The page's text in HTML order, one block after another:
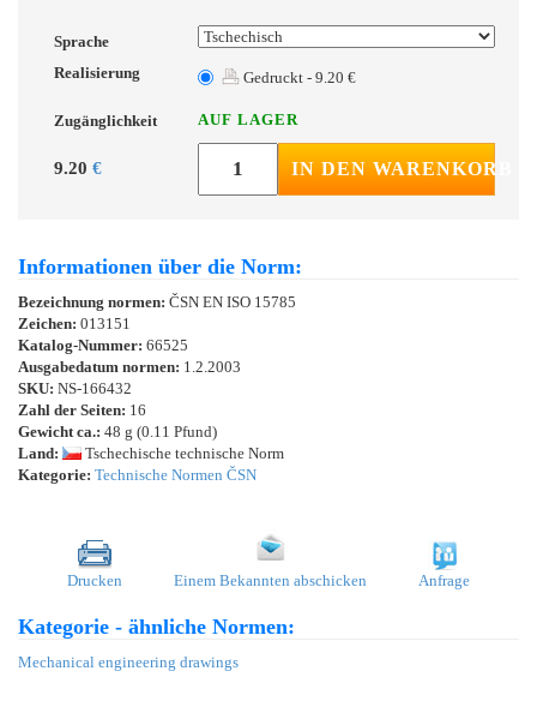
Sprache
Realisierung
Gedruckt - 9.20 €
Zugänglichkeit AUF LAGER
9.20 € IN DEN WARENKORB
Informationen über die Norm:
Bezeichnung normen: ČSN EN ISO 15785
Zeichen: 013151
Katalog-Nummer: 66525
Ausgabedatum normen: 1.2.2003
SKU: NS-166432
Zahl der Seiten: 16
Gewicht ca.: 48 g (0.11 Pfund)
Land:
Tschechische technische Norm
Kategorie: Technische Normen ČSN
Drucken Einem Bekannten abschicken Anfrage
Kategorie - ähnliche Normen:
Mechanical engineering drawings